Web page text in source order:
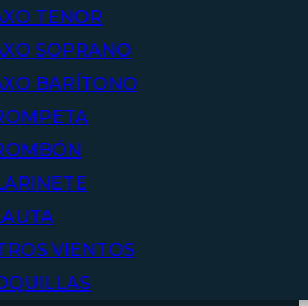
TENOR
SOPRANO
BARÍTONO
VIENTOS